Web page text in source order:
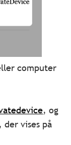
computer
, og
vises på